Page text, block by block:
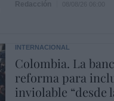
INTERNACIONAL
Colombia. La
reforma para
inviolable “desde